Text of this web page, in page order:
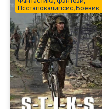
Постапокалипсис, Боевик